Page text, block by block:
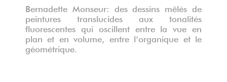
Bernadette Monseur: des dessins mêlés de
peintures translucides aux tonalités
fluorescentes qui oscillent entre la vue en
plan et en volume, entre l’organique et le
géométrique.